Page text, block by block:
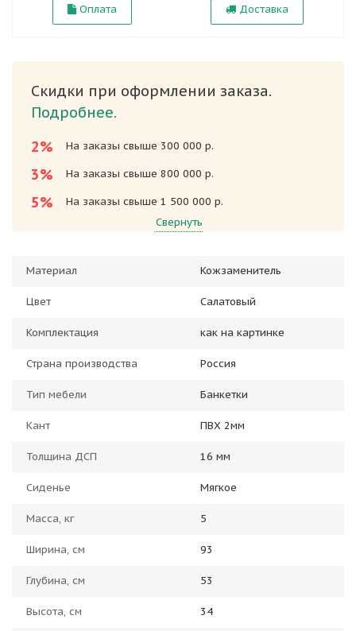
Оплата Доставка
Скидки при оформлении заказа.
Подробнее.
2%
На заказы свыше 300 000 р.
3% На заказы свыше 800 000 р.
5%
На заказы свыше 1 500 000 р.
Свернуть
Материал Кожзаменитель
Цвет Салатовый
Комплектация как на картинке
Страна производства Россия
Тип мебели Банкетки
Кант ПВХ 2мм
Толщина ДСП 16 мм
Сиденье Мягкое
Масса, кг 5
Ширина, см 93
Глубина, см 53
Высота, см 34